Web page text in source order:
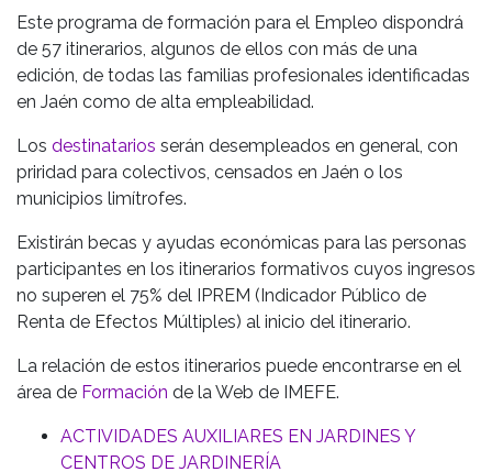
Este programa de formación para el Empleo dispondrá
de 57 itinerarios, algunos de ellos con más de una
edición, de todas las familias profesionales identificadas
en Jaén como de alta empleabilidad.
Los destinatarios serán desempleados en general, con
priridad para colectivos, censados en Jaén o los
municipios limítrofes.
Existirán becas y ayudas económicas para las personas
participantes en los itinerarios formativos cuyos ingresos
no superen el 75% del IPREM (Indicador Público de
Renta de Efectos Múltiples) al inicio del itinerario.
La relación de estos itinerarios puede encontrarse en el
área de Formación de la Web de IMEFE.
ACTIVIDADES AUXILIARES EN JARDINES Y
CENTROS DE JARDINERÍA